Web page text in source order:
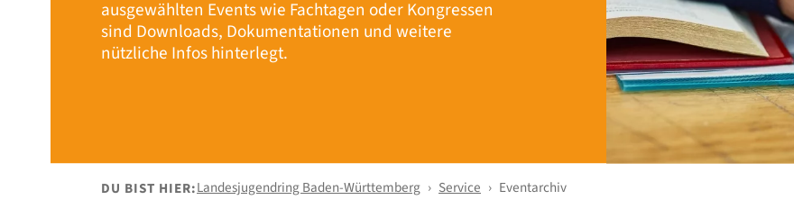
ausgewählten Events wie Fachtagen oder Kongressen
sind Downloads, Dokumentationen und weitere
nützliche Infos hinterlegt.
DU BIST HIER:Landesjugendring Baden-Württemberg Service Eventarchiv